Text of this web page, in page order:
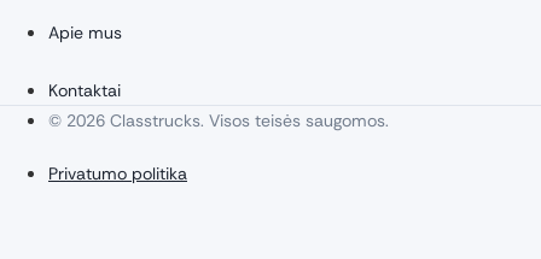
Apie mus
Kontaktai
© 2026 Classtrucks. Visos teisės saugomos.
Privatumo politika